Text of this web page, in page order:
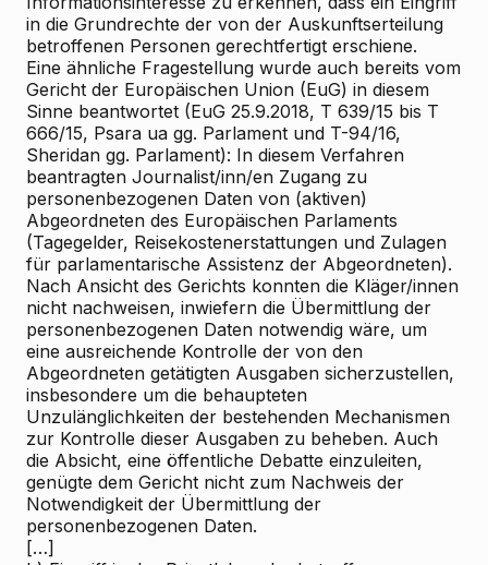
in die Grundrechte der von der Auskunftserteilung
betroffenen Personen gerechtfertigt erschiene.
Eine ähnliche Fragestellung wurde auch bereits vom
Gericht der Europäischen Union (EuG) in diesem
Sinne beantwortet (EuG 25.9.2018, T 639/15 bis T
666/15, Psara ua gg. Parlament und T-94/16,
Sheridan gg. Parlament): In diesem Verfahren
beantragten Journalist/inn/en Zugang zu
personenbezogenen Daten von (aktiven)
Abgeordneten des Europäischen Parlaments
(Tagegelder, Reisekostenerstattungen und Zulagen
für parlamentarische Assistenz der Abgeordneten).
Nach Ansicht des Gerichts konnten die Kläger/innen
nicht nachweisen, inwiefern die Übermittlung der
personenbezogenen Daten notwendig wäre, um
eine ausreichende Kontrolle der von den
Abgeordneten getätigten Ausgaben sicherzustellen,
insbesondere um die behaupteten
Unzulänglichkeiten der bestehenden Mechanismen
zur Kontrolle dieser Ausgaben zu beheben. Auch
die Absicht, eine öffentliche Debatte einzuleiten,
genügte dem Gericht nicht zum Nachweis der
Notwendigkeit der Übermittlung der
personenbezogenen Daten.
[…]